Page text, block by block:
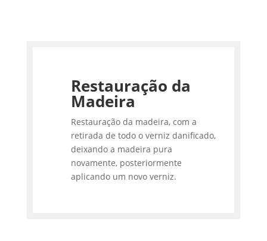
Restauração da
Madeira
Restauração da madeira, com a
retirada de todo o verniz danificado,
deixando a madeira pura
novamente, posteriormente
aplicando um novo verniz.